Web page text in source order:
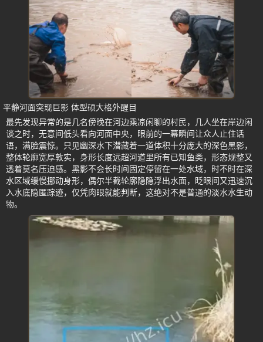
平静河面突现巨影 体型硕大格外醒目
最先发现异常的是几名傍晚在河边乘凉闲聊的村民，几人坐在岸边闲
谈之时，无意间低头看向河面中央，眼前的一幕瞬间让众人止住话
语，满脸震惊。只见幽深水下潜藏着一道体积十分庞大的深色黑影，
整体轮廓宽厚敦实，身形长度远超河道里所有已知鱼类，形态规整又
透着莫名压迫感。黑影不会长时间固定停留在一处水域，时不时在深
水区域缓慢挪动身形，偶尔半截轮廓隐隐浮出水面，眨眼间又迅速沉
入水底隐匿踪迹，仅凭肉眼就能判断，这绝对不是普通的淡水水生动
物。